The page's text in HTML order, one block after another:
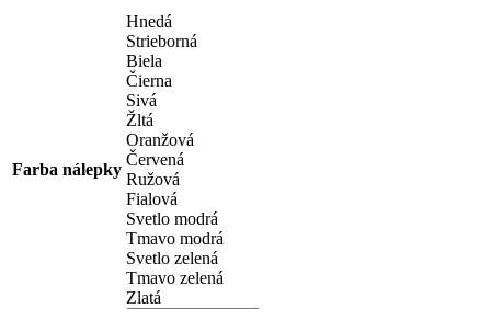
Farba nálepky
Hnedá
Strieborná
Biela
Čierna
Sivá
Žltá
Oranžová
Červená
Ružová
Fialová
Svetlo modrá
Tmavo modrá
Svetlo zelená
Tmavo zelená
Zlatá